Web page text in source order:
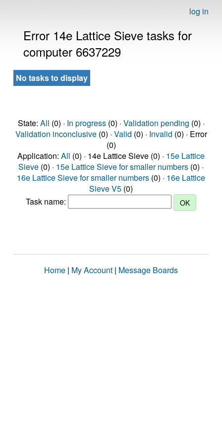
log in
Error 14e Lattice Sieve tasks for
computer 6637229
No tasks to display
State: All (0) · In progress(0) · Validation pending (0) ·
Validation inconclusive(0) · Valid (0) · Invalid (0) · Error
(0)
Application: All (0) · 14e Lattice Sieve (0) · 15e Lattice
Sieve (0) · 15e Lattice Sieve for smaller numbers (0) ·
16e Lattice Sieve for smaller numbers (0) · 16e Lattice
Sieve V5 (0)
Task name:
Home | My Account | Message Boards